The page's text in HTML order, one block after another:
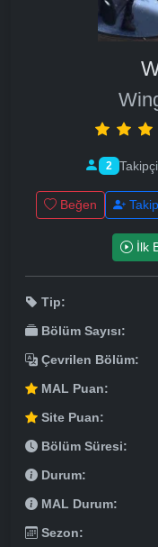
2 Takipçi
Beğen
İlk
Tip:
Bölüm Sayısı:
Çevrilen Bölüm:
MAL Puan:
Site Puan:
Bölüm Süresi:
Durum:
MAL Durum:
Sezon: